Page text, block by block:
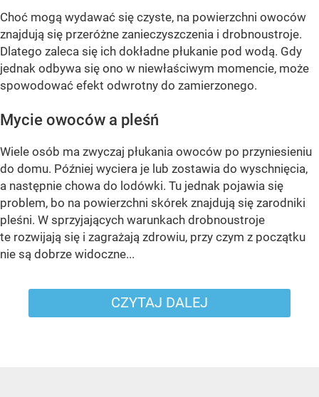
Choć mogą wydawać się czyste, na powierzchni owoców
znajdują się przeróżne zanieczyszczenia i drobnoustroje.
Dlatego zaleca się ich dokładne płukanie pod wodą. Gdy
jednak odbywa się ono w niewłaściwym momencie, może
spowodować efekt odwrotny do zamierzonego.
Mycie owoców a pleśń
Wiele osób ma zwyczaj płukania owoców po przyniesieniu
do domu. Później wyciera je lub zostawia do wyschnięcia,
a następnie chowa do lodówki. Tu jednak pojawia się
problem, bo na powierzchni skórek znajdują się zarodniki
pleśni. W sprzyjających warunkach drobnoustroje
te rozwijają się i zagrażają zdrowiu, przy czym z początku
nie są dobrze widoczne...
CZYTAJ DALEJ